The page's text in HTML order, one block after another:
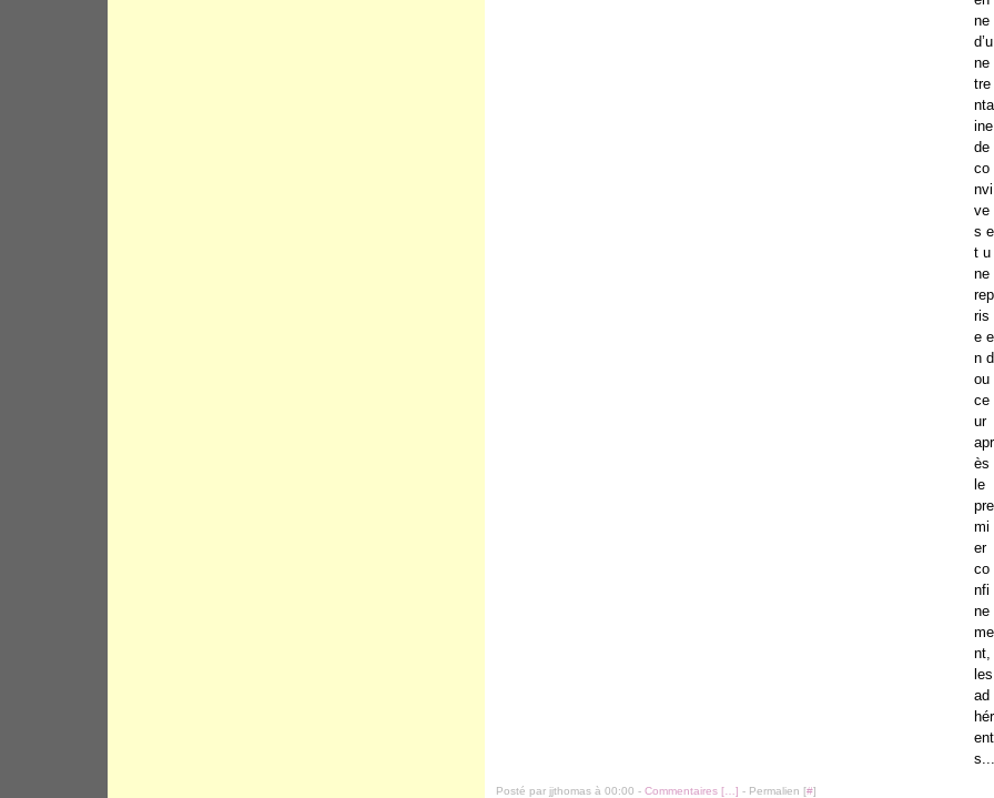
ne
d’u
ne
tre
nta
ine
de
co
nvi
ve
s e
t u
ne
rep
ris
e e
n d
ou
ce
ur
apr
ès
le
pre
mi
er
co
nfi
ne
me
nt,
les
ad
hér
ent
s...
Posté par jjthomas à 00:00 - Commentaires [ ] - Permalien [#]